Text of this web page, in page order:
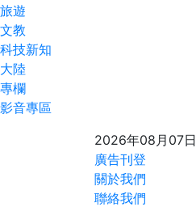
旅遊
文教
科技新知
大陸
專欄
影音專區
2026年08月07日
廣告刊登
關於我們
聯絡我們